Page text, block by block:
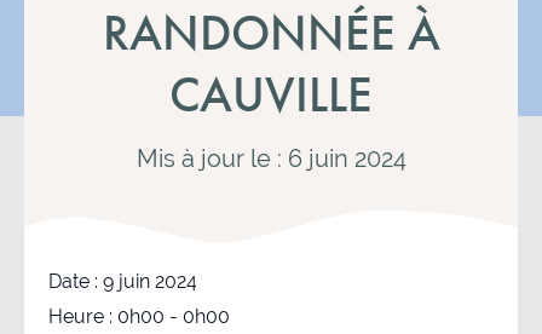
RANDONNÉE À
CAUVILLE
Mis à jour le : 6 juin 2024
Date : 9 juin 2024
Heure : 0h00 - 0h00